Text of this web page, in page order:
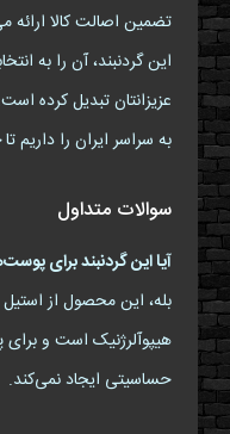
تضمین اصالت کالا
این گردنبند، آن را به
عزیزانتان تبدیل کرده
به سراسر ایران را داریم
سوالات متداول
آیا این گردنبند برای
بله، این محصول از
هیپوآلرژنیک است و
حساسیتی ایجاد نمی‌کند.